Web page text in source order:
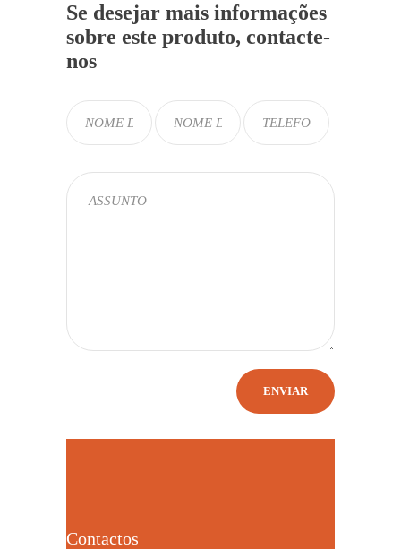
Se desejar mais informações
sobre este produto, contacte-
nos
Contactos